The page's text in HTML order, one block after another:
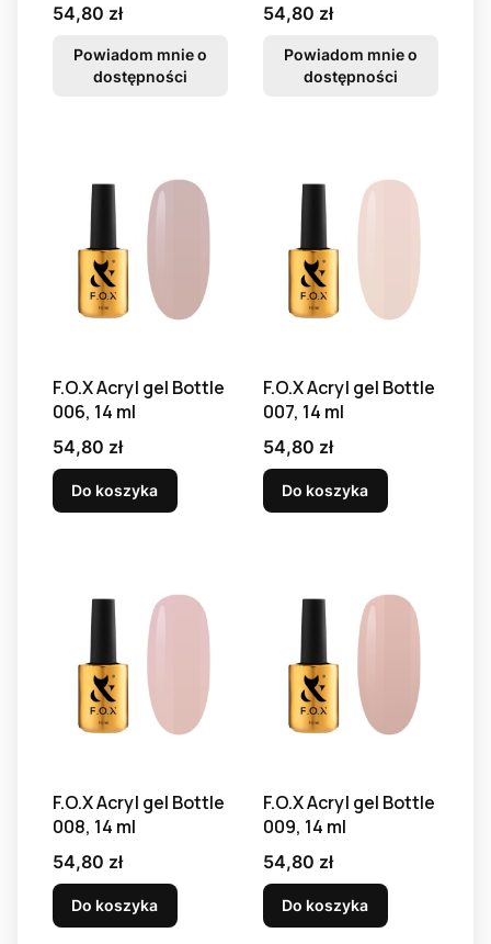
Cena
54,80 zł
Powiadom mnie o
dostępności
Cena
54,80 zł
Powiadom mnie o
dostępności
F.O.X Acryl gel Bottle
006, 14 ml
Cena
54,80 zł
Do koszyka
F.O.X Acryl gel Bottle
007, 14 ml
Cena
54,80 zł
Do koszyka
F.O.X Acryl gel Bottle
008, 14 ml
Cena
54,80 zł
Do koszyka
F.O.X Acryl gel Bottle
009, 14 ml
Cena
54,80 zł
Do koszyka